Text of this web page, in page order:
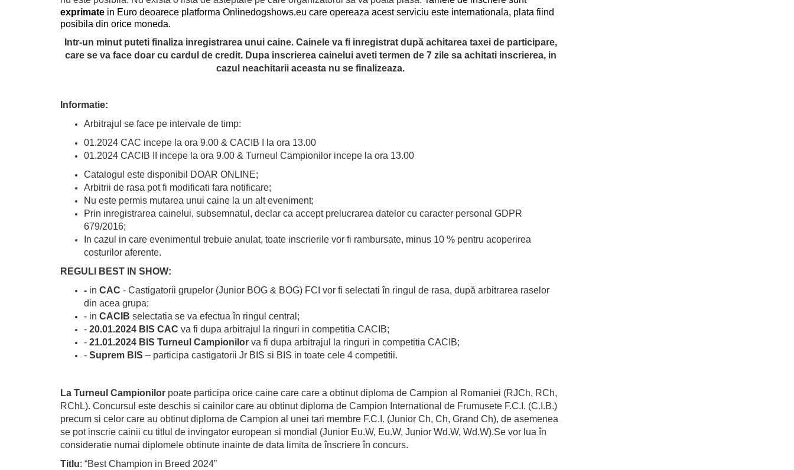
exprimate in Euro deoarece platforma Onlinedogshows.eu care opereaza acest serviciu este internationala, plata fiind
posibila din orice moneda.
Intr-un minut puteti finaliza inregistrarea unui caine. Cainele va fi inregistrat după achitarea taxei de participare,
care se va face doar cu cardul de credit. Dupa inscrierea cainelui aveti termen de 7 zile sa achitati inscrierea, in
cazul neachitarii aceasta nu se finalizeaza.
Informatie:
Arbitrajul se face pe intervale de timp:
01.2024 CAC incepe la ora 9.00 & CACIB I la ora 13.00
01.2024 CACIB II incepe la ora 9.00 & Turneul Campionilor incepe la ora 13.00
Catalogul este disponibil DOAR ONLINE;
Arbitrii de rasa pot fi modificati fara notificare;
Nu este permis mutarea unui caine la un alt eveniment;
Prin inregistrarea cainelui, subsemnatul, declar ca accept prelucrarea datelor cu caracter personal GDPR
679/2016;
In cazul in care evenimentul trebuie anulat, toate inscrierile vor fi rambursate, minus 10 % pentru acoperirea
costurilor aferente.
REGULI BEST IN SHOW:
- in CAC - Castigatorii grupelor (Junior BOG & BOG) FCI vor fi selectati în ringul de rasa, după arbitrarea raselor
din acea grupa;
- in CACIB selectatia se va efectua în ringul central;
- 20.01.2024 BIS CAC va fi dupa arbitrajul la ringuri in competitia CACIB;
- 21.01.2024 BIS Turneul Campionilor va fi dupa arbitrajul la ringuri in competitia CACIB;
- Suprem BIS – participa castigatorii Jr BIS si BIS in toate cele 4 competitii.
La Turneul Campionilor poate participa orice caine care care a obtinut diploma de Campion al Romaniei (RJCh, RCh,
RChL). Concursul este deschis si cainilor care au obtinut diploma de Campion International de Frumusete F.C.I. (C.I.B.)
precum si celor care au obtinut diploma de Campion al unei tari membre F.C.I. (Junior Ch, Ch, Grand Ch), de asemenea
se pot inscrie cainii cu titlul de invingator european si mondial (Junior Eu.W, Eu.W, Junior Wd.W, Wd.W).Se vor lua în
consideratie numai diplomele obtinute inainte de data limita de înscriere în concurs.
Titlu: “Best Champion in Breed 2024”